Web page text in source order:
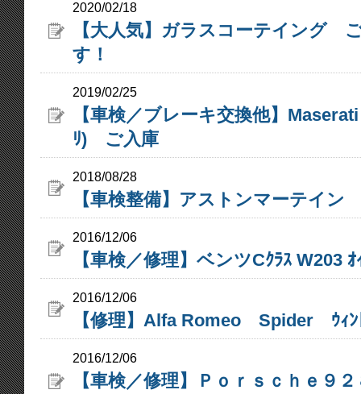
2020/02/18
【大人気】ガラスコーテイング
す！
2019/02/25
【車検／ブレーキ交換他】
ﾘ) ご入庫
2018/08/28
【車検整備】アストンマーテイ
2016/12/06
【車検／修理】ベンツCｸﾗｽ W203 ｵ
2016/12/06
【修理】Alfa Romeo Spider ｳｨﾝﾄ
2016/12/06
【車検／修理】Ｐｏｒｓｃｈｅ９